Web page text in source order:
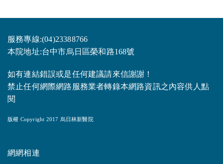
服務專線:(04)23388766
本院地址:台中市烏日區榮和路168號
如有連結錯誤或是任何建議請來信謝謝！
禁止任何網際網路服務業者轉錄本網路資訊之內容供人點
閱
版權 Copyright 2017 烏日林新醫院
網網相連